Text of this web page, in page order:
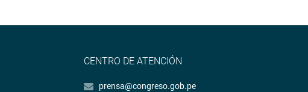
CENTRO DE ATENCIÓN
prensa@congreso.gob.pe